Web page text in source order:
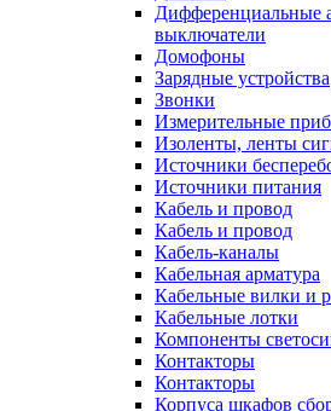
Дифференциальные
выключатели
Домофоны
Зарядные устройства
Звонки
Измерительные
Изоленты, ленты
Источники
Источники питания
Кабель и провод
Кабель и провод
Кабель-каналы
Кабельная арматура
Кабельные вилки и
Кабельные лотки
Компоненты
Контакторы
Контакторы
Корпуса шкафов